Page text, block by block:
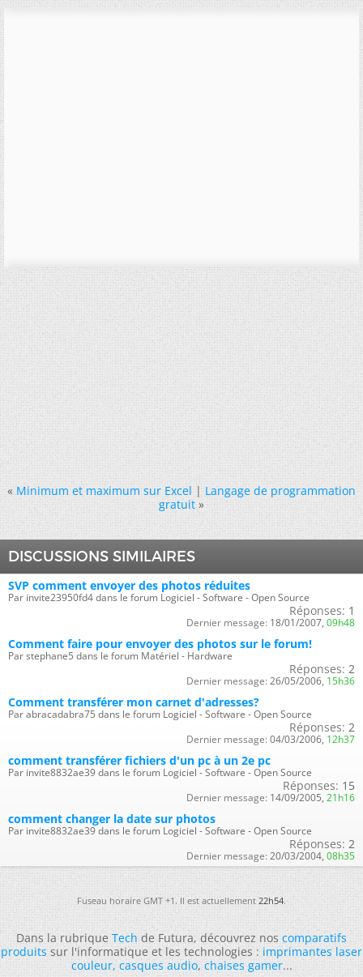
« Minimum et maximum sur Excel|Langage de programmation
gratuit »
DISCUSSIONS SIMILAIRES
SVP comment envoyer des photos réduites
Par invite23950fd4 dans le forum Logiciel - Software - Open Source
Réponses: 1
Dernier message: 18/01/2007, 09h48
Comment faire pour envoyer des photos sur le forum!
Par stephane5 dans le forum Matériel - Hardware
Réponses: 2
Dernier message: 26/05/2006, 15h36
Comment transférer mon carnet d'adresses?
Par abracadabra75 dans le forum Logiciel - Software - Open Source
Réponses: 2
Dernier message: 04/03/2006, 12h37
comment transférer fichiers d'un pc à un 2e pc
Par invite8832ae39 dans le forum Logiciel - Software - Open Source
Réponses: 15
Dernier message: 14/09/2005, 21h16
comment changer la date sur photos
Par invite8832ae39 dans le forum Logiciel - Software - Open Source
Réponses: 2
Dernier message: 20/03/2004, 08h35
Fuseau horaire GMT +1. Il est actuellement22h54.
Dans la rubriqueTechde Futura, découvrez noscomparatifs
produitssur l'informatique et les technologies :imprimantes laser
couleur,casques audio,chaises gamer...